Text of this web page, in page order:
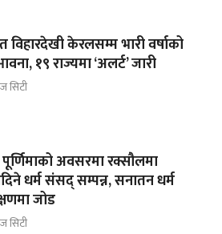
विहारदेखी केरलसम्म भारी वर्षाको
१९ राज्यमा ‘अलर्ट’ जारी
सिटी
अवसरमा रक्सौलमा
धर्म संसद् सम्पन्न, सनातन धर्म
जोड
सिटी